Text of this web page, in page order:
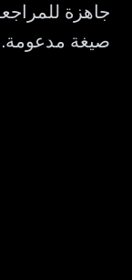
صيغة مدعومة.